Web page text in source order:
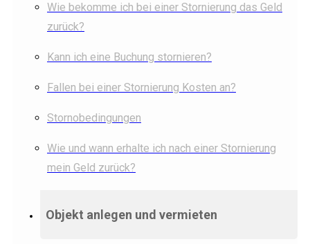
Wie bekomme ich bei einer Stornierung das Geld
zurück?
Kann ich eine Buchung stornieren?
Fallen bei einer Stornierung Kosten an?
Stornobedingungen
Wie und wann erhalte ich nach einer Stornierung
mein Geld zurück?
Objekt anlegen und vermieten